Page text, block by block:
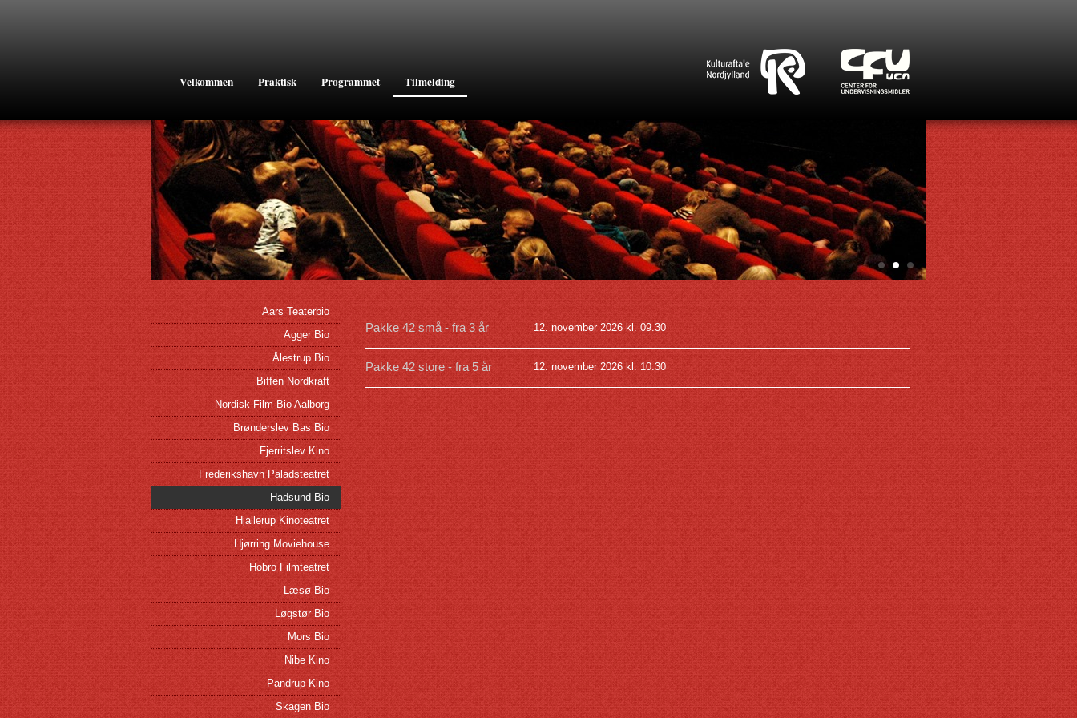
Velkommen Praktisk Programmet Tilmelding
Aars Teaterbio
Agger Bio
Ålestrup Bio
Biffen Nordkraft
Nordisk Film Bio Aalborg
Brønderslev Bas Bio
Fjerritslev Kino
Frederikshavn Paladsteatret
Hadsund Bio
Hjallerup Kinoteatret
Hjørring Moviehouse
Hobro Filmteatret
Læsø Bio
Løgstør Bio
Mors Bio
Nibe Kino
Pandrup Kino
Skagen Bio
Pakke 42 små - fra 3 år 12. november 2026 kl. 09.30
Pakke 42 store - fra 5 år 12. november 2026 kl. 10.30